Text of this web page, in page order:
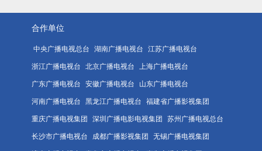
合作单位
中央广播电视总台 湖南广播电视台 江苏广播电视台
浙江广播电视台 北京广播电视台 上海广播电视台
广东广播电视台 安徽广播电视台 山东广播电视台
河南广播电视台 黑龙江广播电视台 福建省广播影视集团
重庆广播电视集团 深圳广播电影电视集团 苏州广播电视总台
长沙市广播电视台 成都广播影视集团 无锡广播电视集团